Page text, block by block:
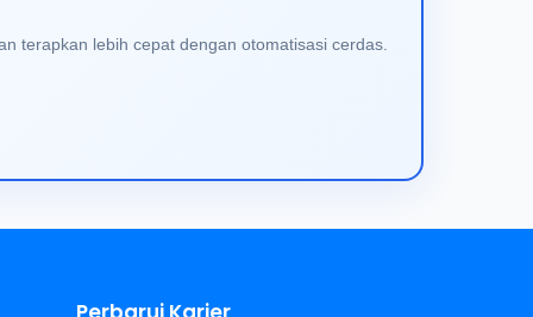
terapkan lebih cepat dengan otomatisasi cerdas.